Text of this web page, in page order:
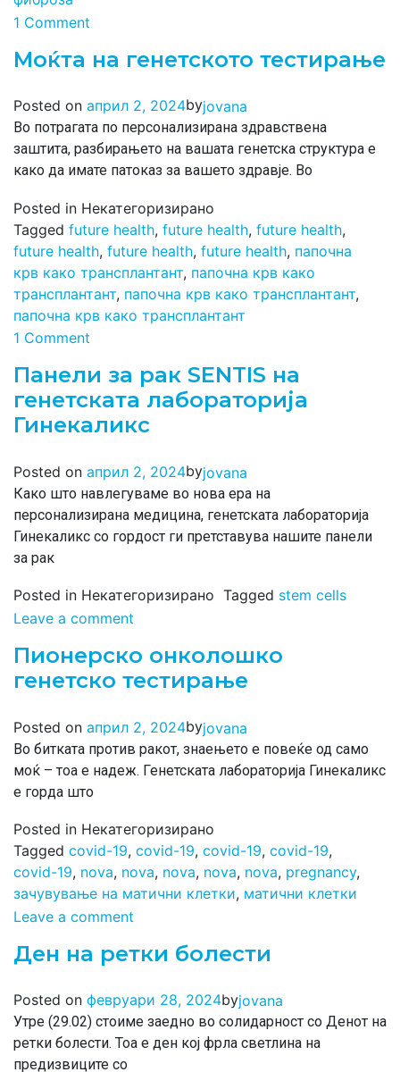
1 Comment
Моќта на генетското тестирање
Posted on април 2, 2024byjovana
Во потрагата по персонализирана здравствена
заштита, разбирањето на вашата генетска структура е
како да имате патоказ за вашето здравје. Во
Posted in Некатегоризирано
Tagged future health, future health, future health,
future health, future health, future health, папочна
крв како трансплантант, папочна крв како
трансплантант, папочна крв како трансплантант,
папочна крв како трансплантант
1 Comment
Панели за рак SENTIS на
генетската лабораторија
Гинекаликс
Posted on април 2, 2024byjovana
Како што навлегуваме во нова ера на
персонализирана медицина, генетската лабораторија
Гинекаликс со гордост ги претставува нашите панели
за рак
Posted in Некатегоризирано Tagged stem cells
Leave a comment
Пионерско онколошко
генетско тестирање
Posted on април 2, 2024byjovana
Во битката против ракот, знаењето е повеќе од само
моќ – тоа е надеж. Генетската лабораторија Гинекаликс
е горда што
Posted in Некатегоризирано
Tagged covid-19, covid-19, covid-19, covid-19,
covid-19, nova, nova, nova, nova, nova, pregnancy,
зачувување на матични клетки, матични клетки
Leave a comment
Ден на ретки болести
Posted on февруари 28, 2024byjovana
Утре (29.02) стоиме заедно во солидарност со Денот на
ретки болести. Тоа е ден кој фрла светлина на
предизвиците со